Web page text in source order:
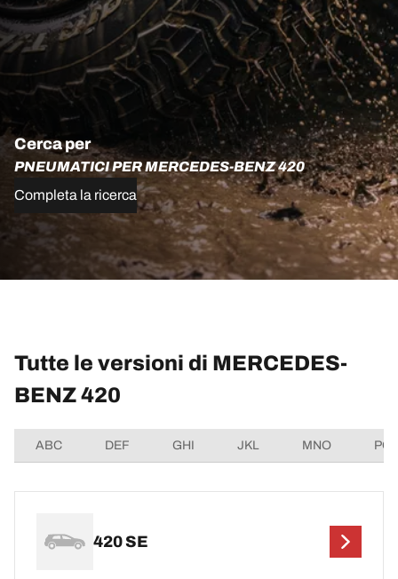
Cerca per
PNEUMATICI PER MERCEDES-BENZ 420
Completa la ricerca
Tutte le versioni di MERCEDES-
BENZ 420
ABC DEF GHI JKL MNO
420 SE